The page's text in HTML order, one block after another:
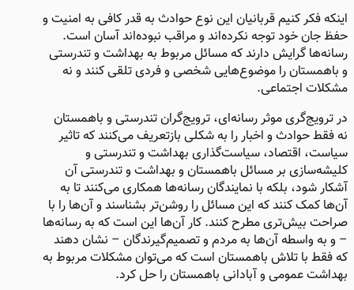
اینکه فکر کنیم قربانیان این نوع حوادث به قدر کافی به امنیت و
حفظ جان خود توجه نکرده‌اند و مراقب نبوده‌اند آسان است.
رسانه‌ها گرایش دارند که مسائل مربوط به بهداشت و تندرستی
و باهمستان را موضوع‌هایی شخصی و فردی تلقی کنند و نه
مشکلات اجتماعی.
در ترویج‌گری موثر رسانه‌ای، ترویج‌گران تندرستی و باهمستان
نه فقط حوادث و اخبار را به شکلی بازتعریف می‌کنند که تاثیر
سیاست، اقتصاد، سیاست‌گذاری بهداشت و تندرستی و
کلیشه‌سازی بر مسائل باهمستان و بهداشت و تندرستی آن
آشکار شود، بلکه با نمایندگان رسانه‌ها همکاری می‌کنند تا به
آن‌ها کمک کنند که این مسائل را روشن‌تر بشناسند و آن‌ها را با
صراحت بیش‌تری مطرح کنند. کار آن‌ها این است که به رسانه‌ها
– و به واسطه آن‌ها به مردم و تصمیم‌گیرندگان – نشان دهند
که فقط با تلاش باهمستان است که می‌توان مشکلات مربوط به
بهداشت عمومی و آبادانی باهمستان را حل کرد.